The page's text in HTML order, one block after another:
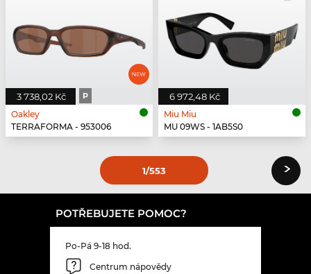
3 738,02 Kč P
Oakley
TERRAFORMA - 953006
6 972,48 Kč
Miu Miu
MU 09WS - 1AB5S0
1/553 ›
POTŘEBUJETE POMOC?
Po-Pá 9-18 hod.
Centrum nápovědy